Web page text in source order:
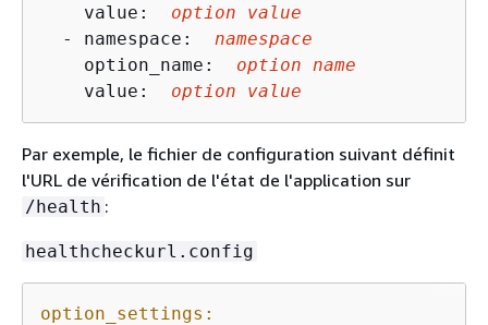
    value:
option value
  - namespace:
namespace
    option_name:
option name
    value:
option value
Par exemple, le fichier de configuration suivant définit
l'URL de vérification de l'état de l'application sur
/health :
healthcheckurl.config
option_settings: